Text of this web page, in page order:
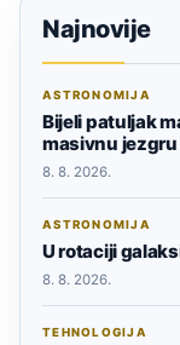
Najnovije
ASTRONOMIJA
Bijeli patuljak
masivnu jezgru
8. 8. 2026.
ASTRONOMIJA
U rotaciji
8. 8. 2026.
TEHNOLOGIJA